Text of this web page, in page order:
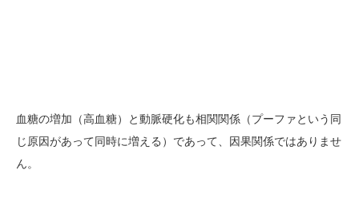
血糖の増加（高血糖）と動脈硬化も相関関係（プーファという同
じ原因があって同時に増える）であって、因果関係ではありませ
ん。